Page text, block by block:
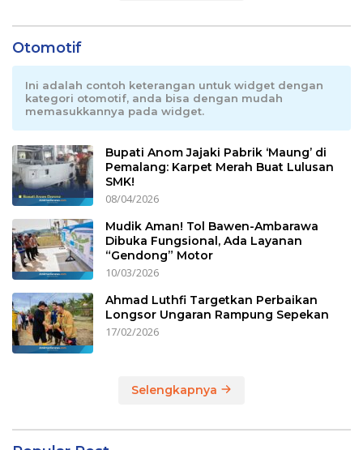
Otomotif
Ini adalah contoh keterangan untuk widget dengan
kategori otomotif, anda bisa dengan mudah
memasukkannya pada widget.
Bupati Anom Jajaki Pabrik ‘Maung’ di
Pemalang: Karpet Merah Buat Lulusan
SMK!
08/04/2026
Mudik Aman! Tol Bawen-Ambarawa
Dibuka Fungsional, Ada Layanan
“Gendong” Motor
10/03/2026
Ahmad Luthfi Targetkan Perbaikan
Longsor Ungaran Rampung Sepekan
17/02/2026
Selengkapnya